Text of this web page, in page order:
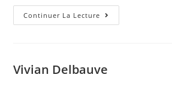
Continuer La Lecture
Vivian Delbauve